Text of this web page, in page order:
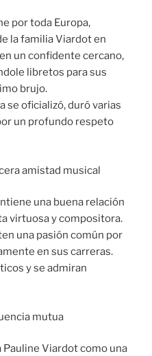
por toda Europa,
la familia Viardot en
un confidente cercano,
libretos para sus
brujo.
se oficializó, duró varias
un profundo respeto
amistad musical
una buena relación
virtuosa y compositora.
una pasión común por
en sus carreras.
y se admiran
mutua
Pauline Viardot como una